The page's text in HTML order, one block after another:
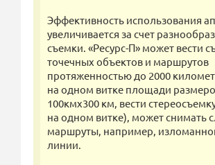
Эффективность использования
увеличивается за счет
съемки. «Ресурс-П» может вести
точечных объектов и маршрутов
протяженностью до 2000
на одном витке площади
100кмх300 км, вести
на одном витке), может снимать
маршруты, например,
линии.